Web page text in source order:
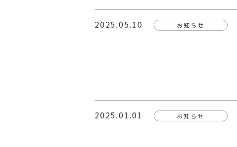
2025.05.10 お知らせ
2025.01.01 お知らせ